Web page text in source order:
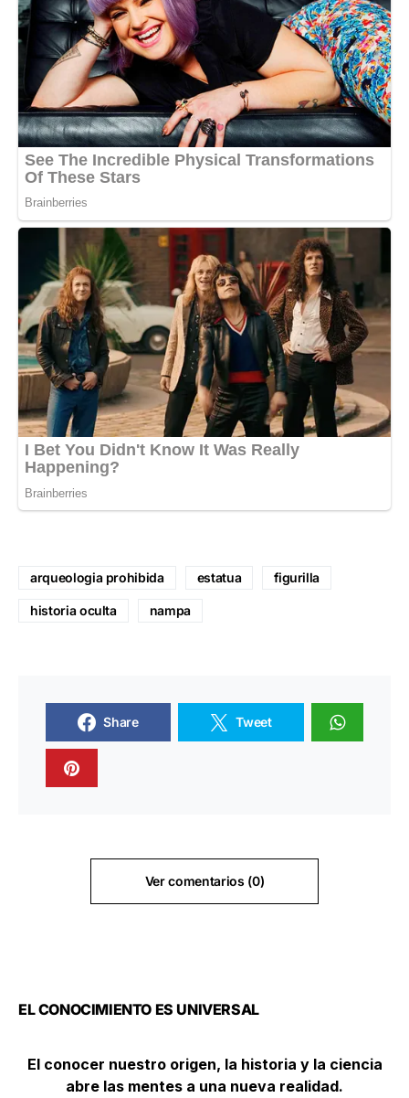
arqueologia prohibida estatua figurilla
historia oculta nampa
Share Tweet
Ver comentarios (0)
EL CONOCIMIENTO ES UNIVERSAL
El conocer nuestro origen, la historia y la ciencia
abre las mentes a una nueva realidad.